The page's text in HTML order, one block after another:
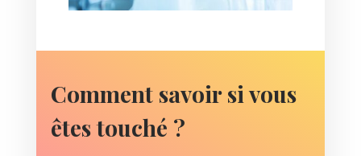
Comment savoir si vous
êtes touché ?